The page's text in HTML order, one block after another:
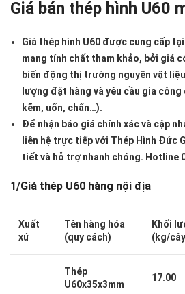
Giá bán thép hình U60
Giá thép hình U60 được cung cấp
mang tính chất tham khảo, bởi giá
biến động thị trường nguyên vật
lượng đặt hàng và yêu cầu gia
kẽm, uốn, chấn…).
Để nhận báo giá chính xác và cập
liên hệ trực tiếp với Thép Hình Đức
tiết và hỗ trợ nhanh chóng. Hotline
1/Giá thép U60 hàng nội địa
Xuất
xứ
Tên hàng hóa
(quy cách)
Khối
(kg/
Thép
U60x35x3mm
17.00